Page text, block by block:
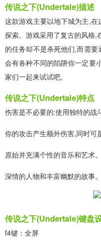
传说之下(Undertale)描述
这款游戏主要以地下城为主,
探索。游戏采用了复古的风格,
的任务却不是杀死他们,而需
会有各种不同的陷阱你一定要
家们一起来试试吧。
传说之下(Undertale)特点
伤害是不必要的:使用独特的战
你的攻击产生额外伤害,同时可
原始并充满个性的音乐和艺术。
深情的人物和丰富幽默的故事。
传说之下(Undertale)键盘
f4键：全屏